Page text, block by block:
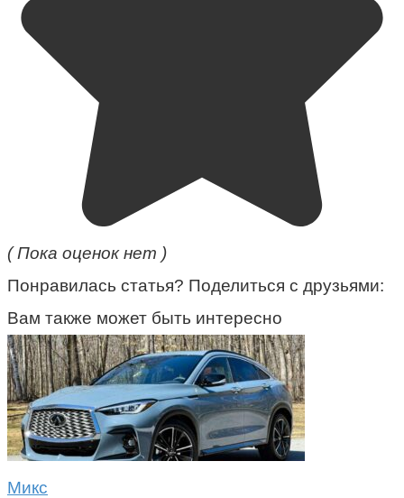
( Пока оценок нет )
Понравилась статья? Поделиться с друзьями:
Вам также может быть интересно
Микс